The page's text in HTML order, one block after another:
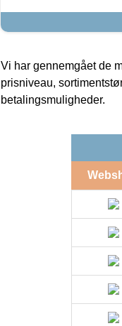
Vi har gennemgået de
prisniveau,
betalingsmuligheder.